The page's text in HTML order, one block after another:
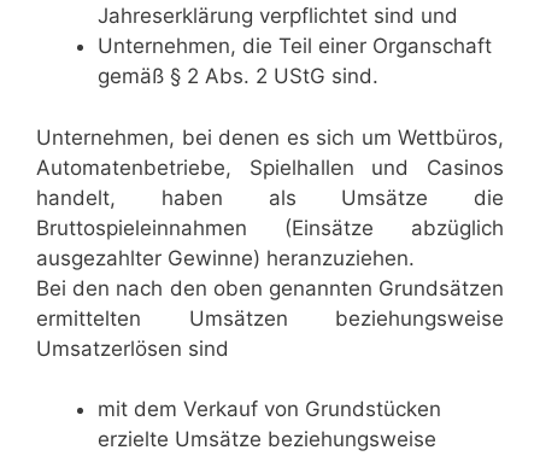
Jahreserklärung verpflichtet sind und
Unternehmen, die Teil einer Organschaft
gemäß § 2 Abs. 2 UStG sind.
Unternehmen, bei denen es sich um Wettbüros,
Automatenbetriebe, Spielhallen und Casinos
handelt, haben als Umsätze die
Bruttospieleinnahmen (Einsätze abzüglich
ausgezahlter Gewinne) heranzuziehen.
Bei den nach den oben genannten Grundsätzen
ermittelten Umsätzen beziehungsweise
Umsatzerlösen sind
mit dem Verkauf von Grundstücken
erzielte Umsätze beziehungsweise